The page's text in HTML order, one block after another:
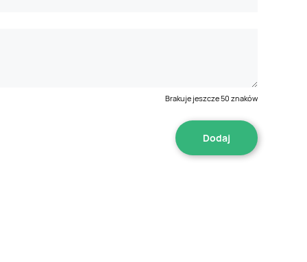
Brakuje jeszcze50 znaków